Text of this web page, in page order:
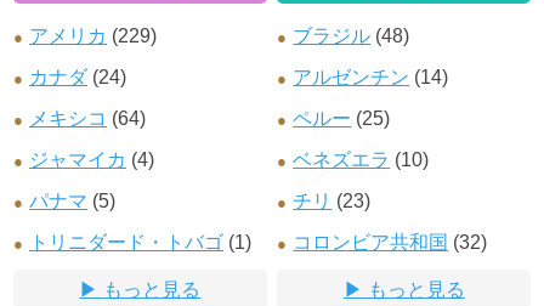
アメリカ (229)
カナダ(24)
メキシコ (64)
ジャマイカ (4)
パナマ (5)
トリニダード・トバゴ (1)
もっと見る
ブラジル (48)
アルゼンチン (14)
ペルー (25)
ベネズエラ (10)
チリ (23)
コロンビア共和国 (32)
もっと見る